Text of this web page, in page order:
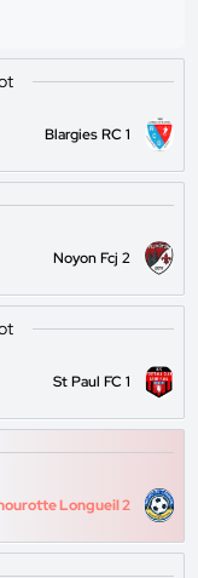
Blargies RC 1
Noyon Fcj 2
St Paul FC 1
Longueil 2